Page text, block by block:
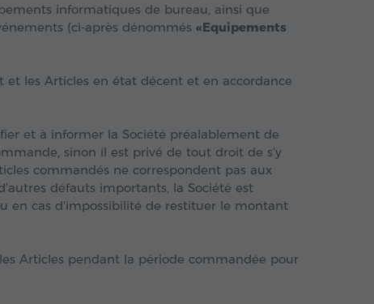
informatiques de bureau, ainsi que
(ci-après dénommés «Equipements
les Articles en état décent et en accordance
et à informer la Société préalablement de
sinon il est privé de tout droit de s'y
commandés ne correspondent pas aux
défauts importants, la Société est
en cas d'impossibilité de restituer le montant
Articles pendant la période commandée pour